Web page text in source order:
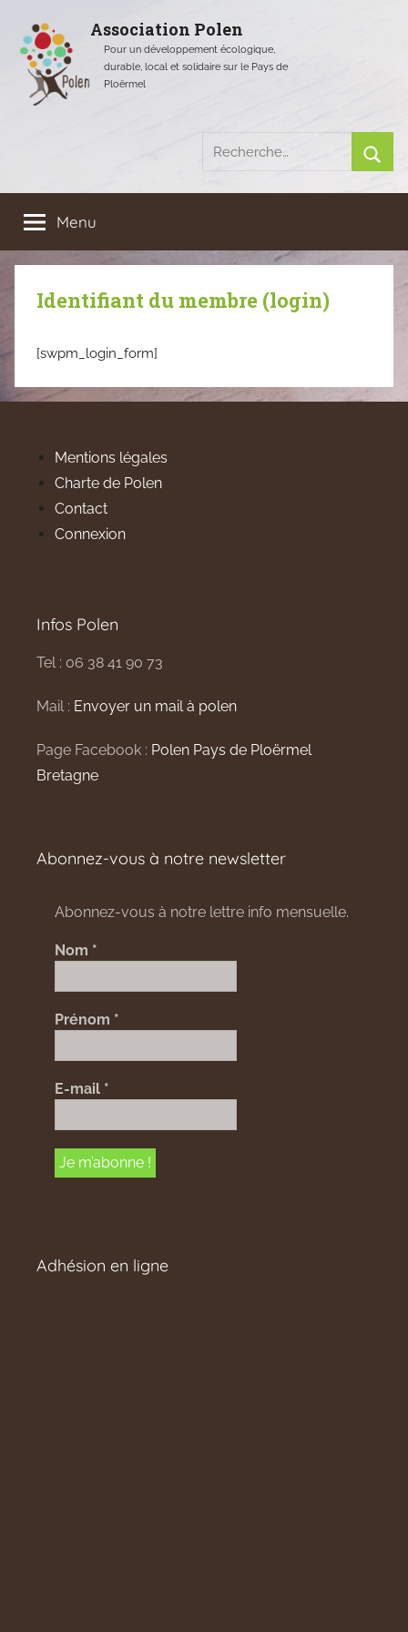
contenu
Association Polen
Pour un développement écologique,
durable, local et solidaire sur le Pays de
Ploërmel
Recherche
pour
:
Menu
Identifiant du membre (login)
[swpm_login_form]
Mentions légales
Charte de Polen
Contact
Connexion
Infos Polen
Tel : 06 38 41 90 73
Mail : Envoyer un mail à polen
Page Facebook : Polen Pays de Ploërmel
Bretagne
Abonnez-vous à notre newsletter
Abonnez-vous à notre lettre info mensuelle.
Nom *
Prénom *
E-mail *
Adhésion en ligne